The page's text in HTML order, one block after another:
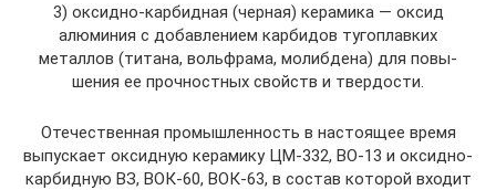
3) оксидно-карбидная (черная) керами­ка — оксид
алюминия с добавлением карбидов тугоплав­ких
металлов (титана, вольфрама, молибдена) для повы­
шения ее прочностных свойств и твердости.
Отечественная промышленность в настоящее время
выпускает оксидную керамику ЦМ-332, ВО-13 и оксидно-
карбидную ВЗ, ВОК-60, ВОК-63, в состав которой входит